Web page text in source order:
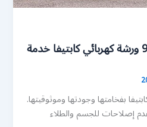
كراج كابتيفا 99007366 ورشة كهربائي كابتيفا خدمة
بفخامتها وجودتها وموثوقيتها.
إصلاحات للجسم والطلاء